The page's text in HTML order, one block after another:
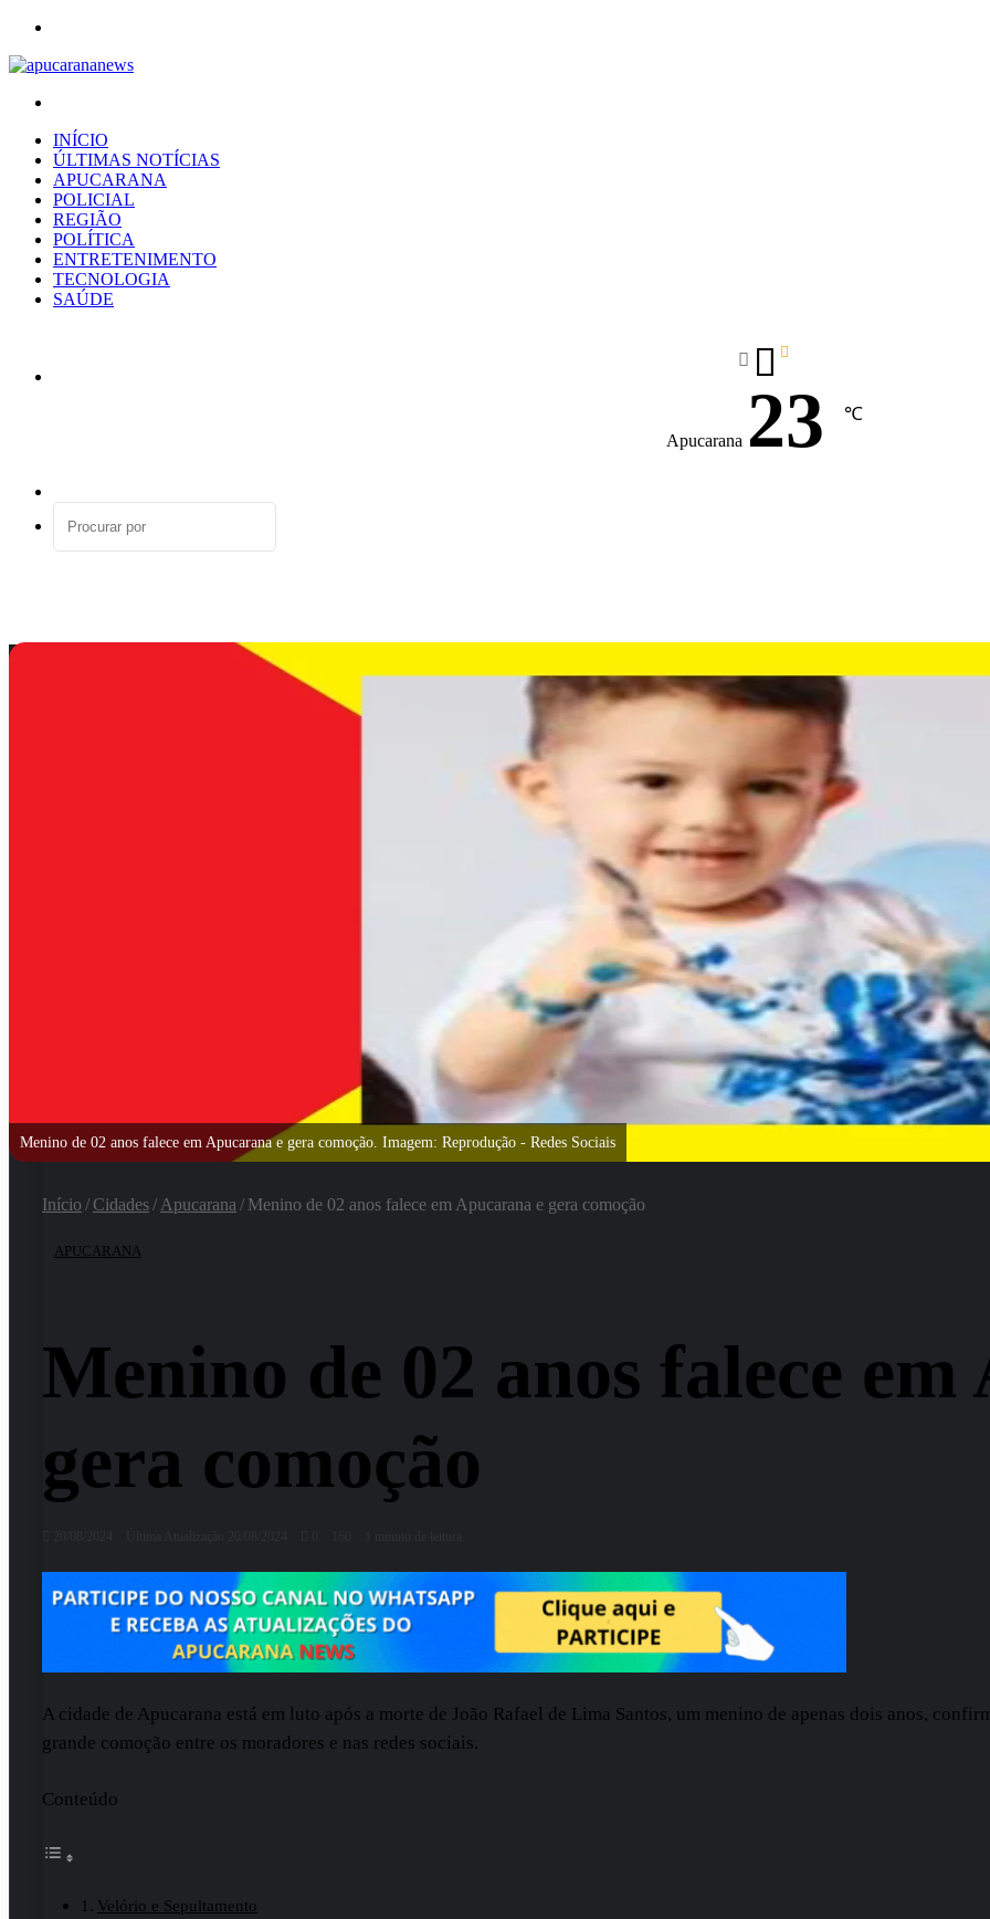
INÍCIO
ÚLTIMAS NOTÍCIAS
APUCARANA
POLICIAL
REGIÃO
POLÍTICA
ENTRETENIMENTO
TECNOLOGIA
SAÚDE
Apucarana 23 ℃
aleatório
Menino de 02 anos falece em Apucarana e gera comoção. Imagem: Reprodução - Redes Sociais
Início / Cidades/ Apucarana / Menino de 02 anos falece em Apucarana e gera comoção
APUCARANA
Menino de 02 anos falece em
gera comoção
A cidade de Apucarana está em luto após a morte de João Rafael de Lima Santos, um menino de apenas dois anos,
grande comoção entre os moradores e nas redes sociais.
Conteúdo
Velório e Sepultamento